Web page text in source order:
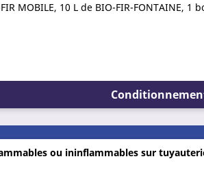
MOBILE, 10 L de BIO-FIR-FONTAINE, 1
ou ininflammables sur